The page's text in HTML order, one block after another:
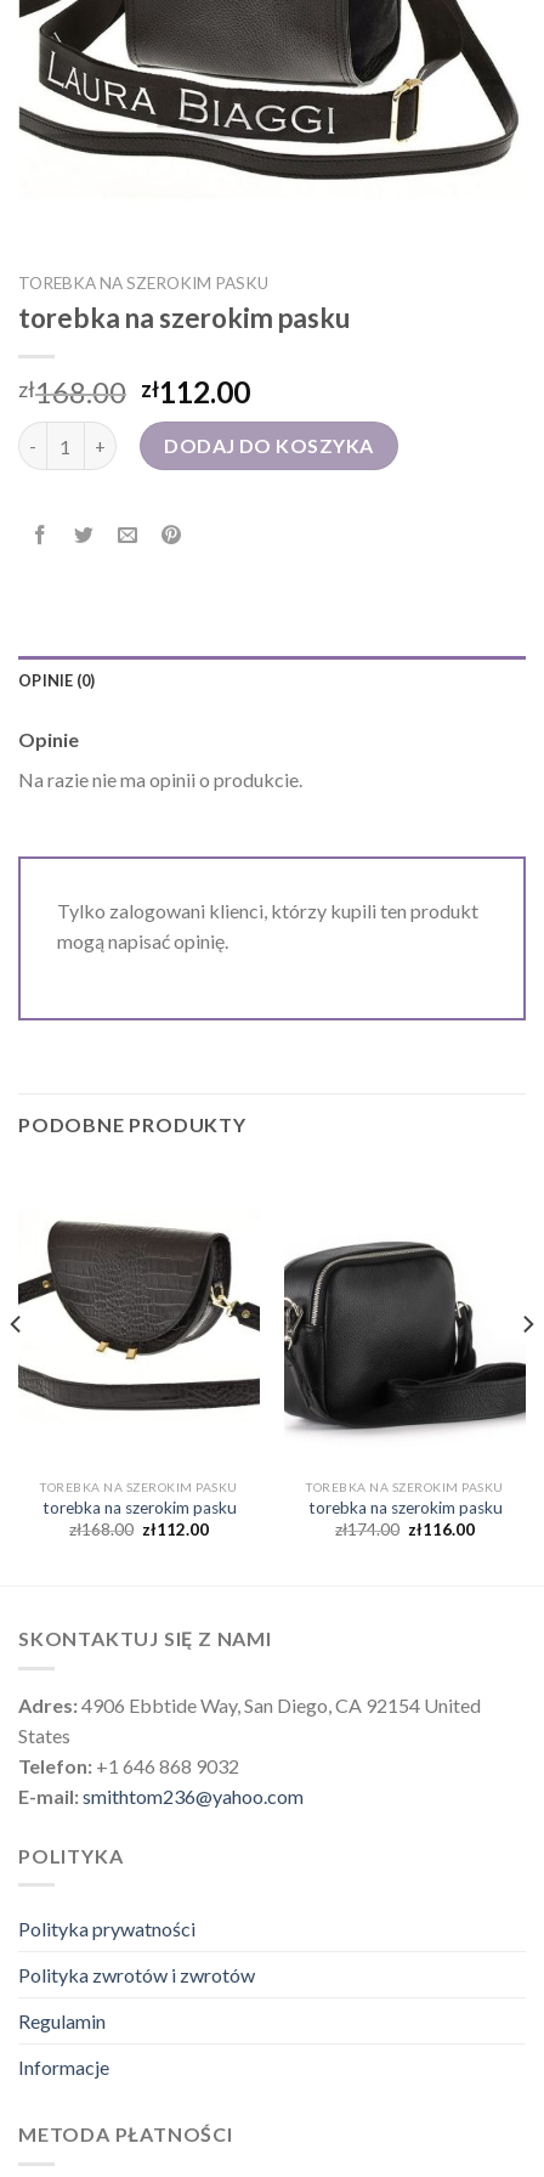
TOREBKA NA SZEROKIM PASKU
torebka na szerokim pasku
zł168.00 zł112.00
ilość torebka na szerokim paskuDODAJ DO KOSZYKA
OPINIE (0)
Opinie
Na razie nie ma opinii o produkcie.
Tylko zalogowani klienci, którzy kupili ten produkt
mogą napisać opinię.
PODOBNE PRODUKTY
TOREBKA NA SZEROKIM PASKU
torebka na szerokim pasku
zł168.00 zł112.00
TOREBKA NA SZEROKIM PASKU
torebka na szerokim pasku
zł174.00 zł116.00
SKONTAKTUJ SIĘ Z NAMI
Adres:4906 Ebbtide Way, San Diego, CA 92154 United
States
Telefon: +1 646 868 9032
E-mail:smithtom236@yahoo.com
POLITYKA
Polityka prywatności
Polityka zwrotów i zwrotów
Regulamin
Informacje
METODA PŁATNOŚCI